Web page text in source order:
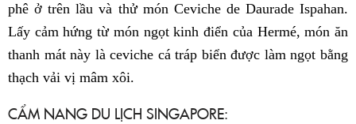
phê ở trên lầu và thử món Ceviche de Daurade Ispahan.
Lấy cảm hứng từ món ngọt kinh điển của Hermé, món ăn
thanh mát này là ceviche cá tráp biển được làm ngọt bằng
thạch vải vị mâm xôi.
CẨM NANG DU LỊCH SINGAPORE: